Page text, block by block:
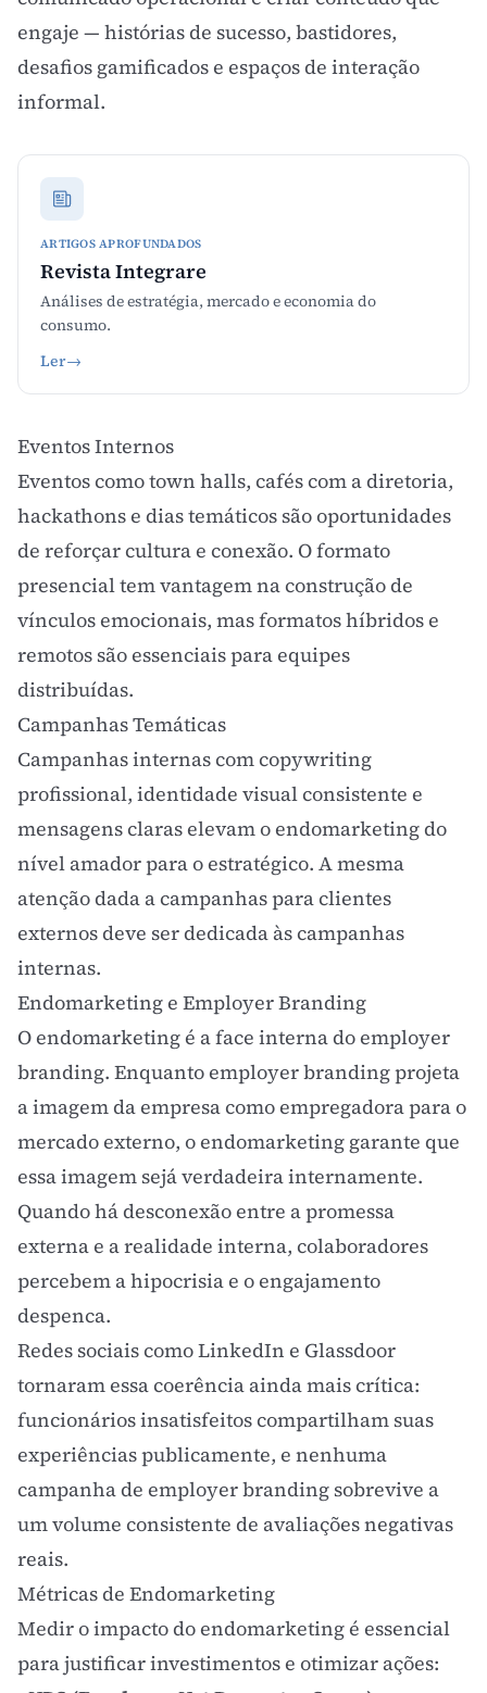
engaje — histórias de sucesso, bastidores,
desafios gamificados e espaços de interação
informal.
ARTIGOS APROFUNDADOS
Revista Integrare
Análises de estratégia, mercado e economia do
consumo.
Ler→
Eventos Internos
Eventos como town halls, cafés com a diretoria,
hackathons e dias temáticos são oportunidades
de reforçar cultura e conexão. O formato
presencial tem vantagem na construção de
vínculos emocionais, mas formatos híbridos e
remotos são essenciais para equipes
distribuídas.
Campanhas Temáticas
Campanhas internas comcopywriting
profissional, identidade visualconsistente e
mensagens claras elevam o endomarketing do
nível amador para o estratégico. A mesma
atenção dada a campanhas para clientes
externos deve ser dedicada às campanhas
internas.
Endomarketing e Employer Branding
O endomarketing é a face interna doemployer
branding. Enquantoemployer brandingprojeta
a imagem da empresa como empregadora para o
mercado externo, o endomarketing garante que
essa imagem sejá verdadeira internamente.
Quando há desconexão entre a promessa
externa e a realidade interna, colaboradores
percebem a hipocrisia e o engajamento
despenca.
Redes sociais como LinkedIn e Glassdoor
tornaram essa coerência ainda mais crítica:
funcionários insatisfeitos compartilham suas
experiências publicamente, e nenhuma
campanha de employerbranding sobrevive a
um volume consistente de avaliações negativas
reais.
Métricas de Endomarketing
Medir o impacto do endomarketing é essencial
para justificar investimentos e otimizar ações: